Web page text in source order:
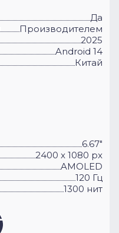
Да
Производителем
2025
Android 14
Китай
6.67"
2400 x 1080 px
AMOLED
120 Гц
1300 нит